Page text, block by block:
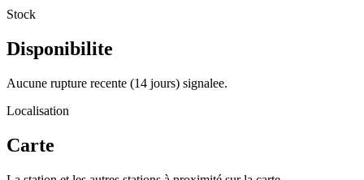
Stock
Disponibilite
Aucune rupture recente (14 jours) signalee.
Localisation
Carte